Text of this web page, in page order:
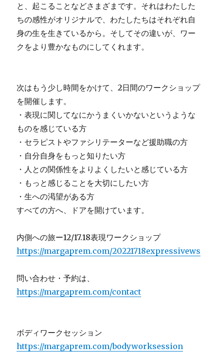
と、起こることなどさまざまです。それはわたした
ちの感性がオリジナルで、わたしたちはそれぞれ自
身の生を生きているから。そしてその違いが、ワー
クをより豊かなものにしてくれます。
次はもう少し時間をかけて、2日間のワークショップ
を開催します。
・表現に関してなにかうまくいかないというような
ものを感じている方
・セラピストやファシリテーターなど援助職の方
・自分自身をもっと知りたい方
・人との関係性をよりよくしたいと感じている方
・もっと感じることを大切にしたい方
・生への渇望がある方
すべての方へ、ドアを開けています。
内側への旅ー12/17.18表現ワークショップ
https://margaprem.com/20221718expressivews
問い合わせ・予約は、
https://margaprem.com/contact
ボディワークセッション
https://margaprem.com/bodyworksession